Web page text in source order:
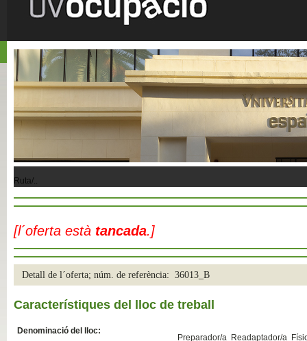
Ruta/..
[l´oferta està tancada.]
Detall de l´oferta; núm. de referència: 36013_B
Característiques del lloc de treball
Denominació del lloc:
Preparador/a Readaptador/a